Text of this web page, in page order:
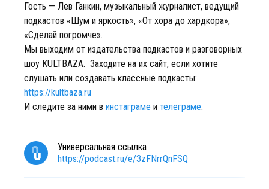
Гость — Лев Ганкин, музыкальный журналист, ведущий
подкастов «Шум и яркость», «От хора до хардкора»,
«Сделай погромче».
Мы выходим от издательства подкастов и разговорных
шоу KULTBAZA. Заходите на их сайт, если хотите
слушать или создавать классные подкасты:
https://kultbaza.ru
И следите за ними в инстаграме и телеграме.
Универсальная ссылка
https://podcast.ru/e/3zFNrrQnFSQ